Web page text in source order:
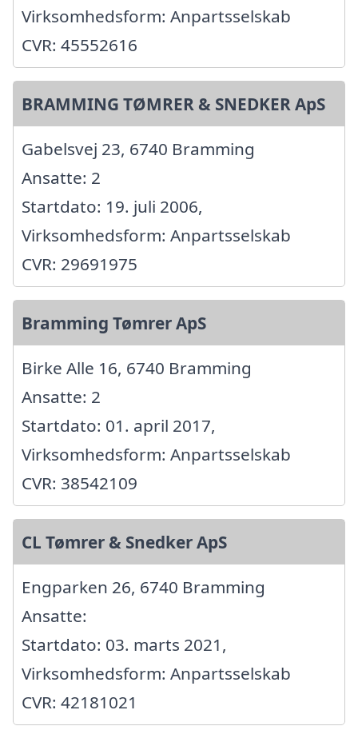
Virksomhedsform: Anpartsselskab
CVR: 45552616
BRAMMING TØMRER & SNEDKER ApS
Gabelsvej 23, 6740 Bramming
Ansatte: 2
Startdato: 19. juli 2006,
Virksomhedsform: Anpartsselskab
CVR: 29691975
Bramming Tømrer ApS
Birke Alle 16, 6740 Bramming
Ansatte: 2
Startdato: 01. april 2017,
Virksomhedsform: Anpartsselskab
CVR: 38542109
CL Tømrer & Snedker ApS
Engparken 26, 6740 Bramming
Ansatte:
Startdato: 03. marts 2021,
Virksomhedsform: Anpartsselskab
CVR: 42181021